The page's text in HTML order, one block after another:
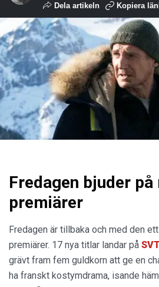
Dela artikeln Kopiera
Fredagen bjuder på
premiärer
Fredagen är tillbaka och med den
premiärer. 17 nya titlar landar på
grävt fram fem guldkorn att ge en
ha franskt kostymdrama, isande